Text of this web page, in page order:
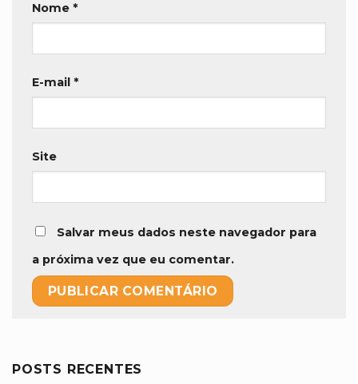
Nome *
E-mail *
Site
Salvar meus dados neste navegador para
a próxima vez que eu comentar.
POSTS RECENTES